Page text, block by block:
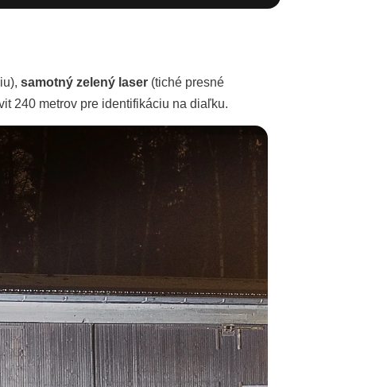
samotný zelený laser (tiché presné
240 metrov pre identifikáciu na diaľku.